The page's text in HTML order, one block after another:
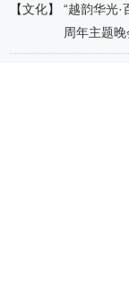
【文化】
“越韵华光
周年主题